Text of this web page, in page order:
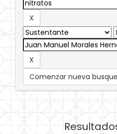
Comenzar nueva